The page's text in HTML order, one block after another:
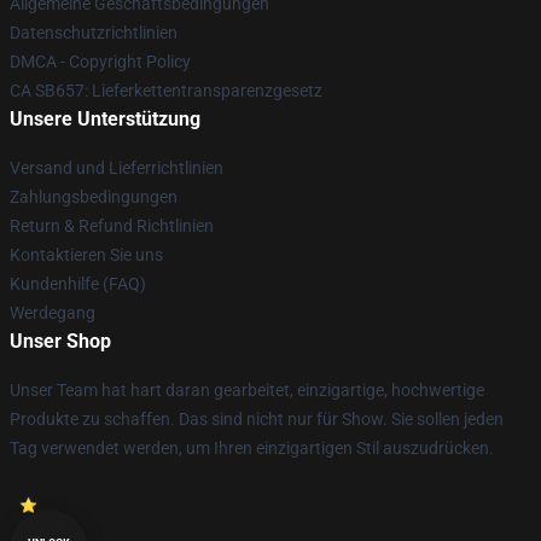
Datenschutzrichtlinien
DMCA - Copyright Policy
CA SB657: Lieferkettentransparenzgesetz
Unsere Unterstützung
Versand und Lieferrichtlinien
Zahlungsbedingungen
Return & Refund Richtlinien
Kontaktieren Sie uns
Kundenhilfe (FAQ)
Werdegang
Unser Shop
Unser Team hat hart daran gearbeitet, einzigartige, hochwertige
Produkte zu schaffen. Das sind nicht nur für Show. Sie sollen jeden
Tag verwendet werden, um Ihren einzigartigen Stil auszudrücken.